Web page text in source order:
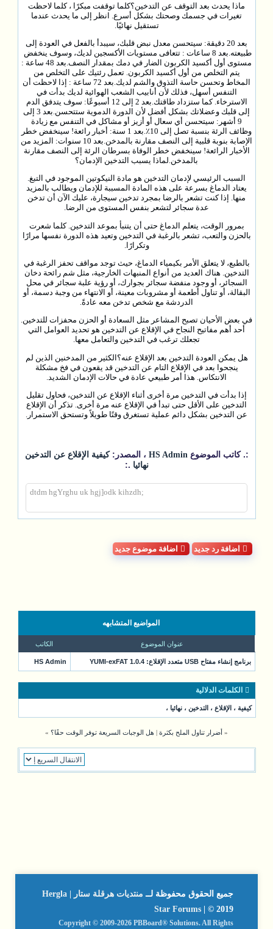
ماذا يحدث بعد التوقف عن التدخين؟كلما توقفت مبكرًا ، كلما لاحظت
تغيرات في جسمك وصحتك بشكل أسرع. انظر إلى ما يحدث عندما
تستقيل نهائيًا.
بعد 20 دقيقة: سيتحسن معدل نبض قلبك، سيبدأ بالفعل في العودة إلى
طبيعته.بعد 8 ساعات : تتعافى مستويات الأكسجين لديك، وسوف ينخفض ​​
مستوى أول أكسيد الكربون الضار في دمك بمقدار النصف.بعد 48 ساعة :
يتم التخلص من أول أكسيد الكربون. تعمل رئتيك على التخلص من
المخاط وتحسن حاسة التذوق والشم لديك.بعد 72 ساعة : إذا لاحظت أن
التنفس أسهل، فذلك لأن أنابيب الشعب الهوائية لديك بدأت في
الاسترخاء. كما ستزداد طاقتك.بعد 2 إلى 12 أسبوعًا: سوف يتدفق الدم
إلى قلبك وعضلاتك بشكل أفضل لأن الدورة الدموية ستتحسن.بعد 3 إلى
9 أشهر: سيتحسن أي سعال أو أزيز أو مشاكل في التنفس مع زيادة
وظائف الرئة بنسبة تصل إلى 10٪.بعد 1 سنة: أخبار رائعة! سينخفض ​​خطر
الإصابة بنوبة قلبية إلى النصف مقارنة بالمدخن.بعد 10 سنوات: المزيد من
الأخبار الرائعة! سينخفض ​​خطر الوفاة بسرطان الرئة إلى النصف مقارنة
بالمدخن.لماذا يسبب التدخين الإدمان؟
السبب الرئيسي لإدمان التدخين هو مادة النيكوتين الموجود في التبغ.
يعتاد الدماغ بسرعة على هذه المادة المسببة للإدمان ويطالب بالمزيد
منها. إذا كنت تشعر بالرضا بمجرد تدخين سيجارة، عليك الآن أن تدخن
عدة سجائر لتشعر بنفس المستوى من الرضا.
بمرور الوقت، يتعلم الدماغ حتى أن يتنبأ بموعد التدخين. كلما شعرت
بالحزن والتعب، تشعر بالرغبة في التدخين وتعيد هذه الدورة نفسها مرارًا
وتكرارًا.
بالطبع، لا يتعلق الأمر بكيمياء الدماغ، حيث توجد مواقف تحفز الرغبة في
التدخين. هناك العديد من أنواع المنبهات الخارجية، مثل شم رائحة دخان
السجائر، أو وجود منفضة سجائر بجوارك، أو رؤية علبة سجائر في محل
البقالة، أو تناول أطعمة أو مشروبات معينة، أو الانتهاء من وجبة دسمة، أو
الدردشة مع شخص تدخن معه عادةً.
في بعض الأحيان تصبح المشاعر مثل السعادة أو الحزن محفزات للتدخين.
أحد أهم مفاتيح النجاح في الإقلاع عن التدخين هو تحديد العوامل التي
تجعلك ترغب في التدخين والتعامل معها.
هل يمكن العودة التدخين بعد الإقلاع عنه؟الكثير من المدخنين الذين لم
ينجحوا بعد في الإقلاع التام عن التدخين قد يقعون في فخ مشكلة
الانتكاس. هذا أمر طبيعي عادة في حالات الإدمان الشديد.
إذا بدأت في التدخين مرة أخرى أثناء الإقلاع عن التدخين، فحاول تقليل
التدخين على الأقل حتى تبدأ في الإقلاع عنه مرة أخرى. تذكر أن الإقلاع
عن التدخين بشكل دائم عملية تستغرق وقتًا طويلاً وتستحق الاستمرار.
:. كاتب الموضوعHS Admin ، المصدر:كيفية الإقلاع عن التدخين
نهائيا .:
;dtdm hgYrghu uk hgj]odk kihzdh
اضافة رد جديد اضافة موضوع جديد
المواضيع المتشابهه
عنوان الموضوع الكاتب
برنامج إنشاء مفتاح USB متعدد الإقلاع: YUMI-exFAT 1.0.4 HS Admin
الكلمات الدلالية
كيفية ، الإقلاع ، التدخين ،نهائيا ،
« أضرار تناول الملح بكثرة | هل الوجبات السريعة توفر الوقت حقًا؟ »
جميع الحقوق محفوظة لــ
منتديات هرقلة ستار | Hergla
Star Forums| © 2019
Copyright © 2009-2026 PBBoard® Solutions. All Rights